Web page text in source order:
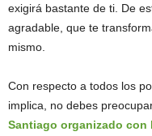
exigirá bastante de ti. De
agradable, que te
mismo.
Con respecto a todos los
implica, no debes
Santiago organizado con